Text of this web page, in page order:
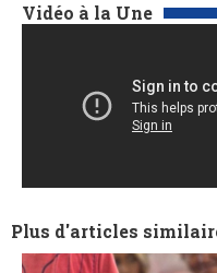
Vidéo à la Une
Plus d'articles